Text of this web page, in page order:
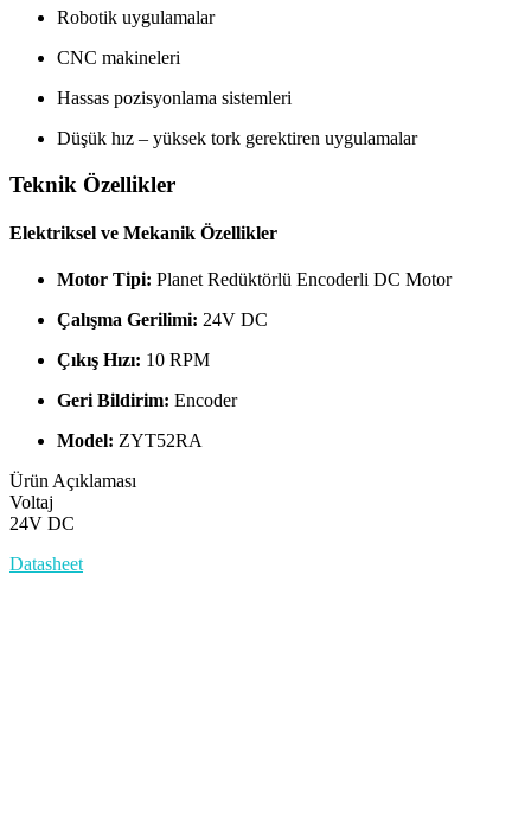
Robotik uygulamalar
CNC makineleri
Hassas pozisyonlama sistemleri
Düşük hız – yüksek tork gerektiren uygulamalar
Teknik Özellikler
Elektriksel ve Mekanik Özellikler
Motor Tipi: Planet Redüktörlü Encoderli DC Motor
Çalışma Gerilimi: 24V DC
Çıkış Hızı: 10 RPM
Geri Bildirim: Encoder
Model: ZYT52RA
Ürün Açıklaması
Voltaj
24V DC
Datasheet